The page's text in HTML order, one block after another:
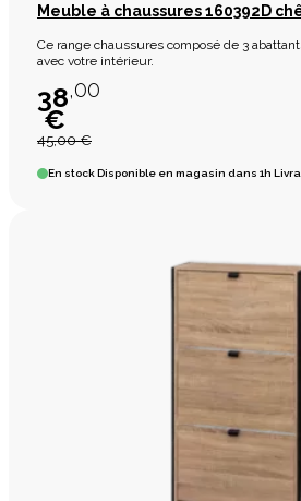
Meuble à chaussures 160392D
Ce range chaussures composé de 3
avec votre intérieur.
38,00
€
45,00 €
En stock Disponible en magasin dans 1h